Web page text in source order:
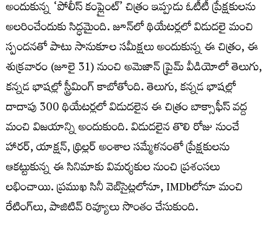
అందుకున్న ‘పోలీస్ కంప్లైంట్’ చిత్రం ఇప్పుడు ఓటీటీ ప్రేక్షకులను
అలరించేందుకు సిద్ధమైంది. జూన్‌లో థియేటర్లలో విడుదలై మంచి
స్పందనతో పాటు సానుకూల సమీక్షలు అందుకున్న ఈ చిత్రం, ఈ
శుక్ర‌వారం (జూలై 31) నుంచి అమెజాన్ ప్రైమ్ వీడియోలో తెలుగు,
కన్నడ భాషల్లో స్ట్రీమింగ్ కాబోతోంది. తెలుగు, కన్నడ భాష‌ల్లో
దాదాపు 300 థియేటర్లలో విడుదలైన ఈ చిత్రం బాక్సాఫీస్ వద్ద
మంచి విజయాన్ని అందుకుంది. విడుదలైన తొలి రోజు నుంచే
హారర్, యాక్షన్, థ్రిల్లర్ అంశాల సమ్మేళనంతో ప్రేక్షకులను
ఆకట్టుకున్న ఈ సినిమాకు విమర్శకుల నుంచి ప్రశంసలు
లభించాయి. ప్రముఖ సినీ వెబ్‌సైట్లలోనూ, IMDbలోనూ మంచి
రేటింగ్‌లు, పాజిటివ్ రివ్యూలు సొంతం చేసుకుంది.